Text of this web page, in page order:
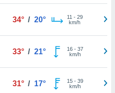
34° / 20° 11 - 29
km/h
33° / 21° 16- 37
km/h
31° / 17° 15- 39
km/h